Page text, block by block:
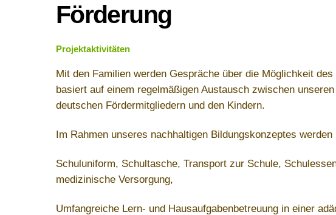
Förderung
Projektaktivitäten
Mit den Familien werden Gespräche über die Möglichkeit
basiert auf einem regelmäßigen Austausch zwischen
deutschen Fördermitgliedern und den Kindern.
Im Rahmen unseres nachhaltigen Bildungskonzeptes
Schuluniform, Schultasche, Transport zur Schule,
medizinische Versorgung,
Umfangreiche Lern- und Hausaufgabenbetreuung in einer